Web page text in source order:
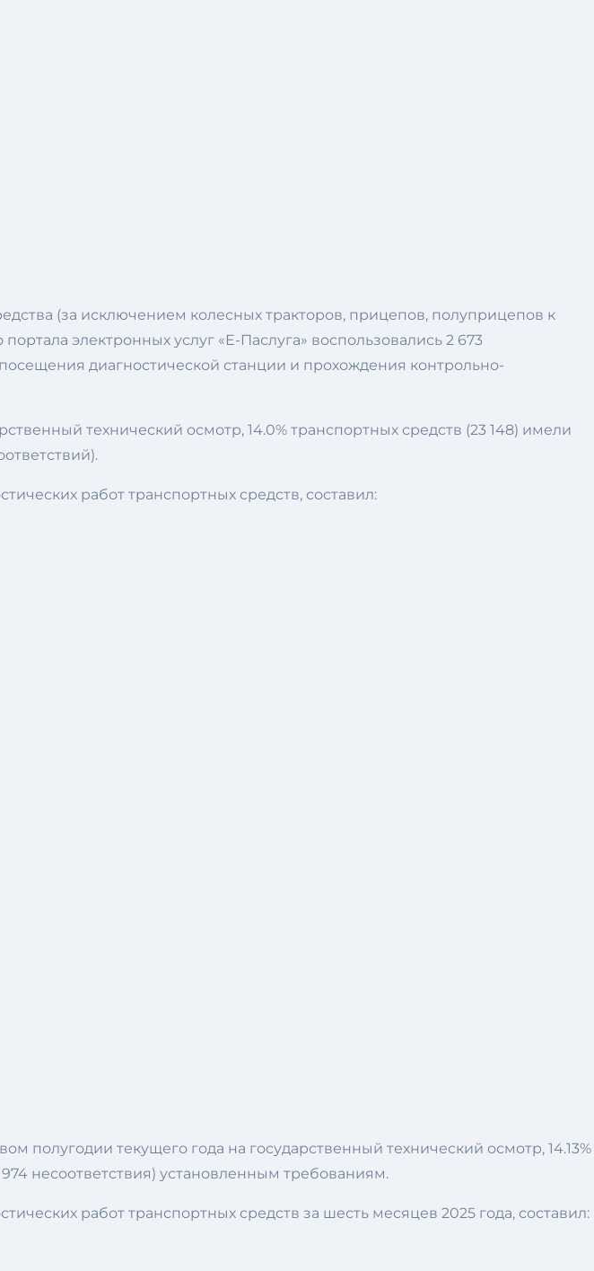
(за исключением колесных тракторов, прицепов, полуприцепов к
электронных услуг «Е-Паслуга» воспользовались 2 673
диагностической станции и прохождения контрольно-
технический осмотр, 14.0% транспортных средств (23 148) имели
работ транспортных средств, составил:
полугодии текущего года на государственный технический осмотр, 14.13%
974 несоответствия) установленным требованиям.
работ транспортных средств за шесть месяцев 2025 года, составил: